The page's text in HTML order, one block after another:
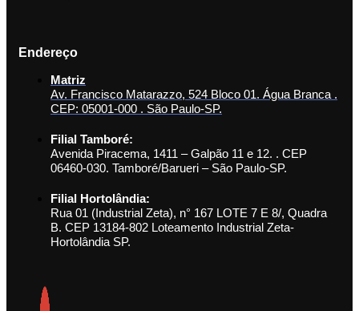
Endereço
Matriz
Av. Francisco Matarazzo, 524 Bloco 01. Água Branca .
CEP: 05001-000 . São Paulo-SP.
Filial Tamboré:
Avenida Piracema, 1411 – Galpão 11 e 12. . CEP
06460-030. Tamboré/Barueri – São Paulo-SP.
Filial Hortolândia:
Rua 01 (Industrial Zeta), n° 167 LOTE 7 E 8/, Quadra
B. CEP 13184-802 Loteamento Industrial Zeta-
Hortolândia SP.